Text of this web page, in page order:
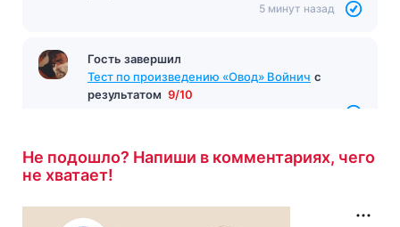
5 минут назад
Гость завершил
Тест по произведению «Овод» Войнич с
результатом 9/10
Не подошло? Напиши в комментариях, чего
не хватает!